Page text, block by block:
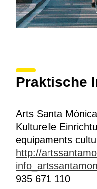
Praktische
Arts Santa Mònica
Kulturelle
equipaments
http://
935 671 110